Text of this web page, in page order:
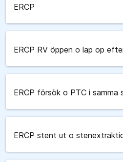
ERCP
ERCP RV öppen o lap op
ERCP försök o PTC i samma
ERCP stent ut o